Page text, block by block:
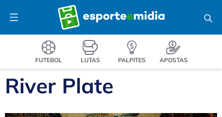
para
o
Menu
FUTEBOL LUTAS PALPITES APOSTAS
River Plate